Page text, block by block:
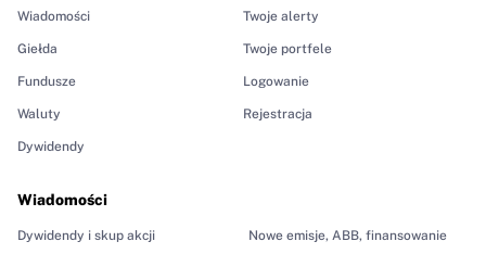
Wiadomości
Giełda
Fundusze
Waluty
Dywidendy
Wiadomości
Dywidendy i skup akcji Nowe emisje, ABB, finansowanie
Twoje alerty
Twoje portfele
Logowanie
Rejestracja